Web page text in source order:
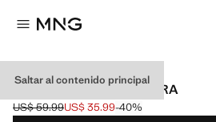
Saltar al contenido principal
JEANS FLARE ABERTURA
Precio inicial tachado [US$ 59.99 ]
US$ 59.99
Precio actual [US$ 35.99 ]
US$ 35.99-40%
Selecciona un color
Color Burdeos
Color Gris antracita
Color Azul seleccionado